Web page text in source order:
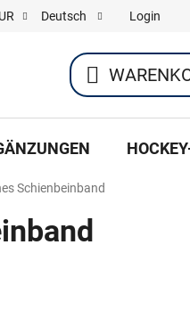
Deutsch Login
WARENKORB
Schienbeinband